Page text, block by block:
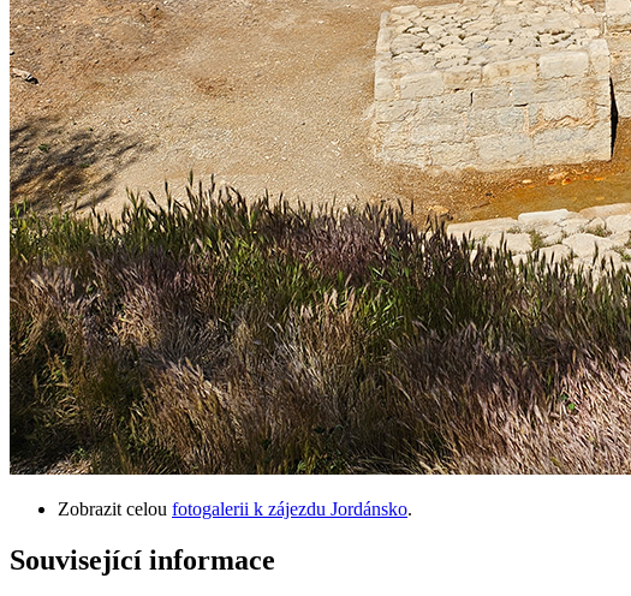
Zobrazit celou fotogalerii k zájezdu Jordánsko.
Související informace